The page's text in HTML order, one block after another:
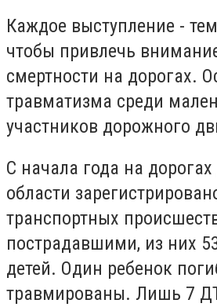
Каждое выступление -
чтобы привлечь
смертности на дорогах.
травматизма среди
участников дорожного
С начала года на
области
транспортных
пострадавшими, из них
детей. Один ребенок
травмированы. Лишь 7